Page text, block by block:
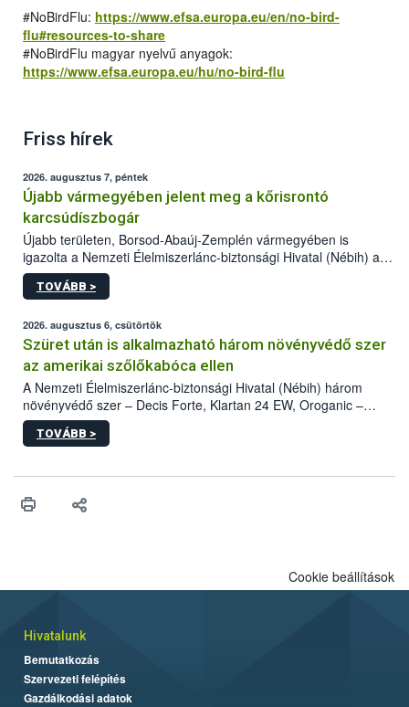
#NoBirdFlu: https://www.efsa.europa.eu/en/no-bird-
flu#resources-to-share
#NoBirdFlu magyar nyelvű anyagok:
https://www.efsa.europa.eu/hu/no-bird-flu
Friss hírek
2026. augusztus 7, péntek
Újabb vármegyében jelent meg a kőrisrontó
karcsúdíszbogár
Újabb területen, Borsod-Abaúj-Zemplén vármegyében is
igazolta a Nemzeti Élelmiszerlánc-biztonsági Hivatal (Nébih) a
kőrisrontó karcsúdíszbogár (Agrilus planipennis) jelenlétét. A
kártevőt nem csak színcsapdában találták meg, de már fertőzött
az intenzív felderítést, emellett az intézkedéseket a szlovák
hatósággal is összehangolják a terjedés megállítása érdekében.
TOVÁBB >
2026. augusztus 6, csütörtök
Szüret után is alkalmazható három növényvédő szer
az amerikai szőlőkabóca ellen
A Nemzeti Élelmiszerlánc-biztonsági Hivatal (Nébih) három
növényvédő szer – Decis Forte, Klartan 24 EW, Oroganic –
engedélyokiratát módosította, így azok a szüretet követően,
egészen a vesszőérettség (BBCH 91) stádiumáig
érésű szőlőkben is legyen lehetőség a károsító elleni további
felhasználók számára is elérhető és ökológiai termesztésben is
TOVÁBB >
Cookie beállítások
Hivatalunk
Bemutatkozás
Szervezeti felépítés
Gazdálkodási adatok